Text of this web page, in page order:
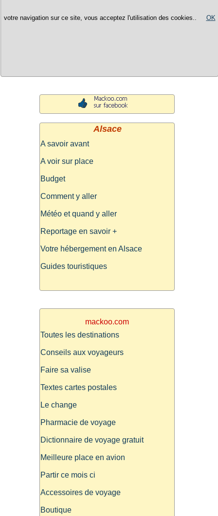
votre navigation sur ce site, vous acceptez l'utilisation des cookies.. OK
Alsace
A savoir avant
A voir sur place
Budget
Comment y aller
Météo et quand y aller
Reportage en savoir +
Votre hébergement en Alsace
Guides touristiques
mackoo.com
Toutes les destinations
Conseils aux voyageurs
Faire sa valise
Textes cartes postales
Le change
Pharmacie de voyage
Dictionnaire de voyage gratuit
Meilleure place en avion
Partir ce mois ci
Accessoires de voyage
Boutique